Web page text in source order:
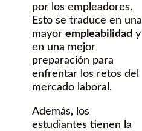
por los empleadores.
Esto se traduce en una
mayor empleabilidad y
en una mejor
preparación para
enfrentar los retos del
mercado laboral.
Además, los
estudiantes tienen la